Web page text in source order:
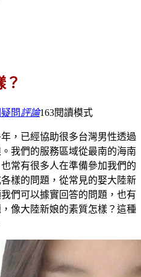
？
問評論163閱讀模式
，已經協助很多台灣男性透過
我們的服務區域從最南的海南
常有很多人在準備參加我們的
樣的問題，從常見的娶大陸新
們可以據實回答的問題，也有
像大陸新娘的素質怎樣？這種